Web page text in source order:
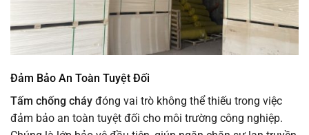
Đảm Bảo An Toàn Tuyệt Đối
Tấm chống cháy đóng vai trò không thể thiếu trong việc
đảm bảo an toàn tuyệt đối cho môi trường công nghiệp.